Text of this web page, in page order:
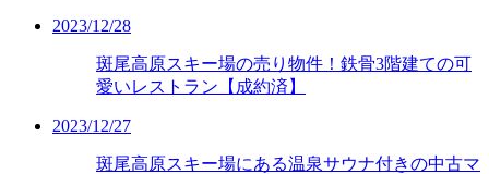
2023/12/28
斑尾高原スキー場の売り物件！鉄骨3階建ての可
愛いレストラン【成約済】
2023/12/27
斑尾高原スキー場にある温泉サウナ付きの中古マ